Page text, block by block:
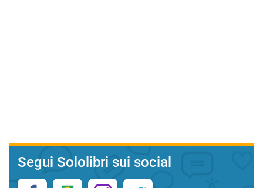
Segui Sololibri sui social